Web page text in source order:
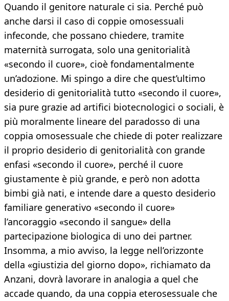
Quando il genitore naturale ci sia. Perché può
anche darsi il caso di coppie omosessuali
infeconde, che possano chiedere, tramite
maternità surrogata, solo una genitorialità
«secondo il cuore», cioè fondamentalmente
un’adozione. Mi spingo a dire che quest’ultimo
desiderio di genitorialità tutto «secondo il cuore»,
sia pure grazie ad artifici biotecnologici o sociali, è
più moralmente lineare del paradosso di una
coppia omosessuale che chiede di poter realizzare
il proprio desiderio di genitorialità con grande
enfasi «secondo il cuore», perché il cuore
giustamente è più grande, e però non adotta
bimbi già nati, e intende dare a questo desiderio
familiare generativo «secondo il cuore»
l’ancoraggio «secondo il sangue» della
partecipazione biologica di uno dei partner.
Insomma, a mio avviso, la legge nell’orizzonte
della «giustizia del giorno dopo», richiamato da
Anzani, dovrà lavorare in analogia a quel che
accade quando, da una coppia eterosessuale che